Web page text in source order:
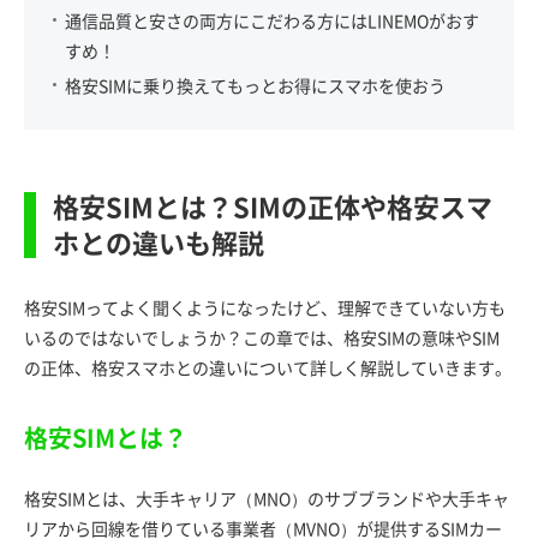
通信品質と安さの両方にこだわる方にはLINEMOがおす
すめ！
格安SIMに乗り換えてもっとお得にスマホを使おう
格安SIMとは？SIMの正体や格安スマ
ホとの違いも解説
格安SIMってよく聞くようになったけど、理解できていない方も
いるのではないでしょうか？この章では、格安SIMの意味やSIM
の正体、格安スマホとの違いについて詳しく解説していきます。
格安SIMとは？
格安SIMとは、大手キャリア（MNO）のサブブランドや大手キャ
リアから回線を借りている事業者（MVNO）が提供するSIMカー